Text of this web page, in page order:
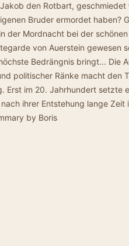
den Rotbart, geschmiedet
Bruder ermordet haben?
der Mordnacht bei der
von Auerstein gewesen
Bedrängnis bringt... Die
politischer Ränke macht den
Erst im 20. Jahrhundert setzte
ihrer Entstehung lange Zeit
by Boris